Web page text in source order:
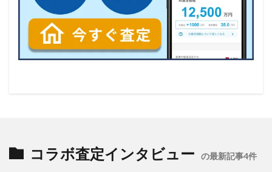
コラボ査定インタビュー の最新記事4件